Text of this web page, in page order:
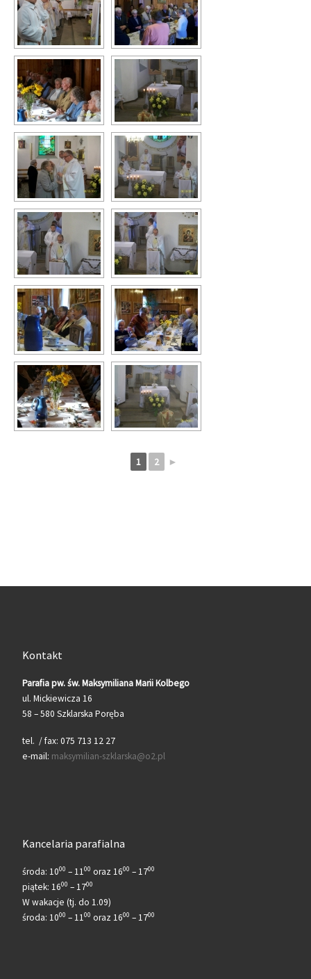
1 2 ►
Kontakt
Parafia pw. św. Maksymiliana Marii Kolbego
ul. Mickiewicza 16
58 – 580 Szklarska Poręba
tel. / fax: 075 713 12 27
e-mail: maksymilian-szklarska@o2.pl
Kancelaria parafialna
środa: 1000 – 1100 oraz 1600 – 1700
piątek: 1600 – 1700
W wakacje (tj. do 1.09)
środa: 1000 – 1100 oraz 1600 – 1700